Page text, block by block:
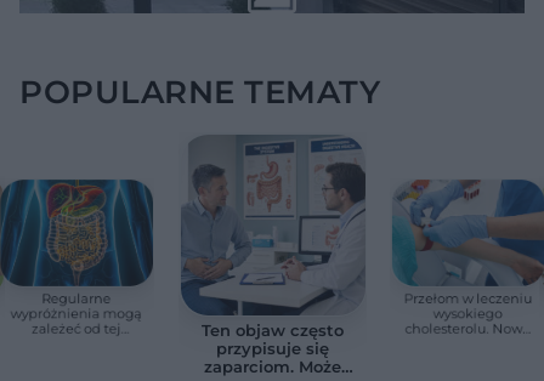
POPULARNE TEMATY
Regularne
wypróżnienia mogą
zależeć od tej
Ten objaw często
przypisuje się
zaparciom. Może
Przełom w leczeniu
wysokiego
cholesterolu. Nowa